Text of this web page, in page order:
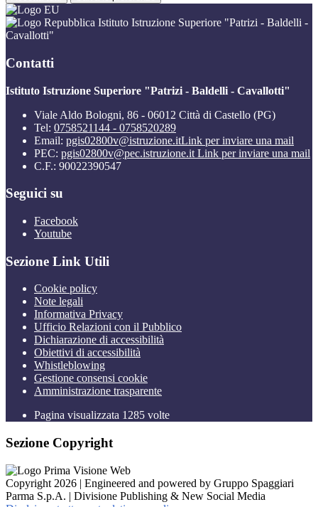
Istituto Istruzione Superiore "Patrizi - Baldelli -
Cavallotti"
Contatti
Istituto Istruzione Superiore "Patrizi - Baldelli - Cavallotti"
Viale Aldo Bologni, 86 - 06012 Città di Castello (PG)
Tel: 0758521144 - 0758520289
Email: pgis02800v@istruzione.itLink per inviare una mail
PEC: pgis02800v@pec.istruzione.it Link per inviare una mail
C.F.: 90022390547
Seguici su
Facebook
Youtube
Sezione Link Utili
Cookie policy
Note legali
Informativa Privacy
Ufficio Relazioni con il Pubblico
Dichiarazione di accessibilità
Obiettivi di accessibilità
Whistleblowing
Gestione consensi cookie
Amministrazione trasparente
Pagina visualizzata 1285 volte
Sezione Copyright
Copyright 2026 | Engineered and powered by Gruppo Spaggiari
Parma S.p.A. | Divisione Publishing & New Social Media